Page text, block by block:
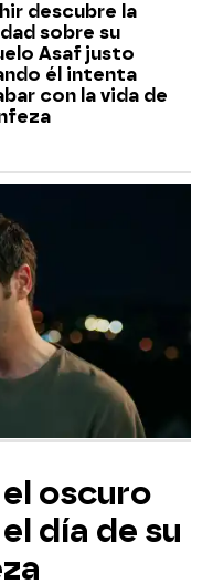
descubre la
sobre su
Asaf justo
él intenta
con la vida de
oscuro
día de su